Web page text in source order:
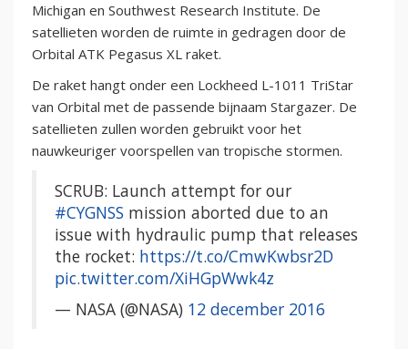
Michigan en Southwest Research Institute. De
satellieten worden de ruimte in gedragen door de
Orbital ATK Pegasus XL raket.
De raket hangt onder een Lockheed L-1011 TriStar
van Orbital met de passende bijnaam Stargazer. De
satellieten zullen worden gebruikt voor het
nauwkeuriger voorspellen van tropische stormen.
SCRUB: Launch attempt for our
#CYGNSS mission aborted due to an
issue with hydraulic pump that releases
the rocket: https://t.co/CmwKwbsr2D
pic.twitter.com/XiHGpWwk4z
— NASA (@NASA) 12 december 2016